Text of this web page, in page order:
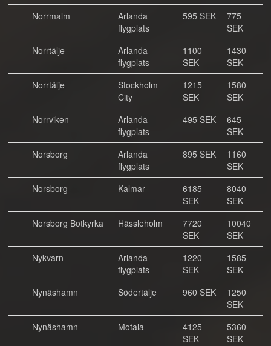
Norrmalm
Arlanda
flygplats
595 SEK
775
SEK
Norrtälje
Arlanda
flygplats
1100
SEK
1430
SEK
Norrtälje
Stockholm
City
1215
SEK
1580
SEK
Norrviken
Arlanda
flygplats
495 SEK
645
SEK
Norsborg
Arlanda
flygplats
895 SEK
1160
SEK
Norsborg
Kalmar
6185
SEK
8040
SEK
Norsborg Botkyrka
Hässleholm
7720
SEK
10040
SEK
Nykvarn
Arlanda
flygplats
1220
SEK
1585
SEK
Nynäshamn
Södertälje 960 SEK
1250
SEK
Nynäshamn
Motala
4125
SEK
5360
SEK